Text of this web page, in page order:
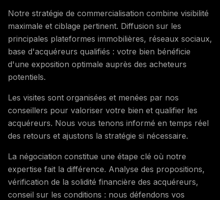
Notre stratégie de commercialisation combine visibilité
maximale et ciblage pertinent. Diffusion sur les
principales plateformes immobilières, réseaux sociaux,
base d'acquéreurs qualifiés : votre bien bénéficie
d'une exposition optimale auprès des acheteurs
potentiels.
Les visites sont organisées et menées par nos
conseillers pour valoriser votre bien et qualifier les
acquéreurs. Nous vous tenons informé en temps réel
des retours et ajustons la stratégie si nécessaire.
La négociation constitue une étape clé où notre
expertise fait la différence. Analyse des propositions,
vérification de la solidité financière des acquéreurs,
conseil sur les conditions : nous défendons vos